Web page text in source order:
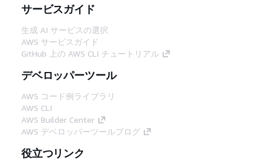
サービスガイド
生成 AI サービスの選択
AWS サービスガイド
GitHub 上の AWS CLI チュートリアル
デベロッパーツール
AWS コード例ライブラリ
AWS CLI
AWS Builder Center
AWS デベロッパーツールブログ
役立つリンク